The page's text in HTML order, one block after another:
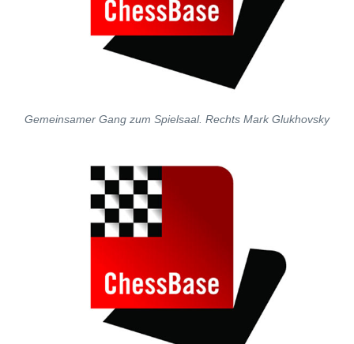
Gemeinsamer Gang zum Spielsaal. Rechts Mark Glukhovsky